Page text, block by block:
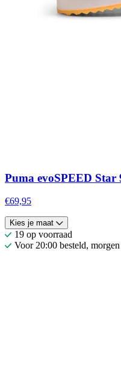
Puma evoSPEED
€69,95
Kies je maat
19 op voorraad
Voor 20:00 besteld,